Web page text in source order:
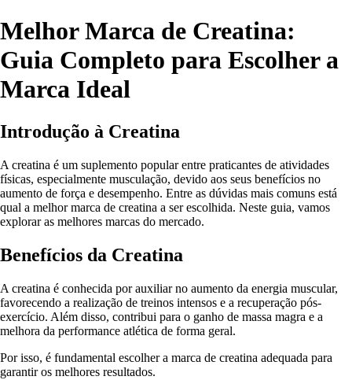
Melhor Marca de Creatina:
Guia Completo para Escolher a
Marca Ideal
Introdução à Creatina
A creatina é um suplemento popular entre praticantes de atividades
físicas, especialmente musculação, devido aos seus benefícios no
aumento de força e desempenho. Entre as dúvidas mais comuns está
qual a melhor marca de creatina a ser escolhida. Neste guia, vamos
explorar as melhores marcas do mercado.
Benefícios da Creatina
A creatina é conhecida por auxiliar no aumento da energia muscular,
favorecendo a realização de treinos intensos e a recuperação pós-
exercício. Além disso, contribui para o ganho de massa magra e a
melhora da performance atlética de forma geral.
Por isso, é fundamental escolher a marca de creatina adequada para
garantir os melhores resultados.